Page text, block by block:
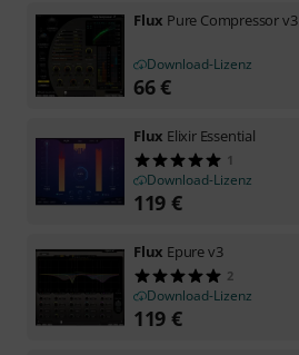
Flux Pure Compressor v3
Download-Lizenz
66€
Flux Elixir Essential
1
Download-Lizenz
119 €
Flux Epure v3
2
Download-Lizenz
119 €